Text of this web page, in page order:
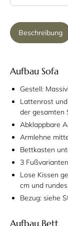
Beschreibung
Aufbau Sofa
Gestell:
Lattenrost
der gesamten
Abklappbare
Armlehne
Bettkasten
3
Lose Kissen
cm und
Bezug: siehe
Aufbau Bett